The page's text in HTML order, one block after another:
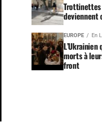
Trottinettes
deviennent
EUROPE En
morts à
front